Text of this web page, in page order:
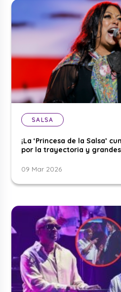
SALSA
¡La ‘Princesa de la Salsa’
por la trayectoria y
09 Mar 2026